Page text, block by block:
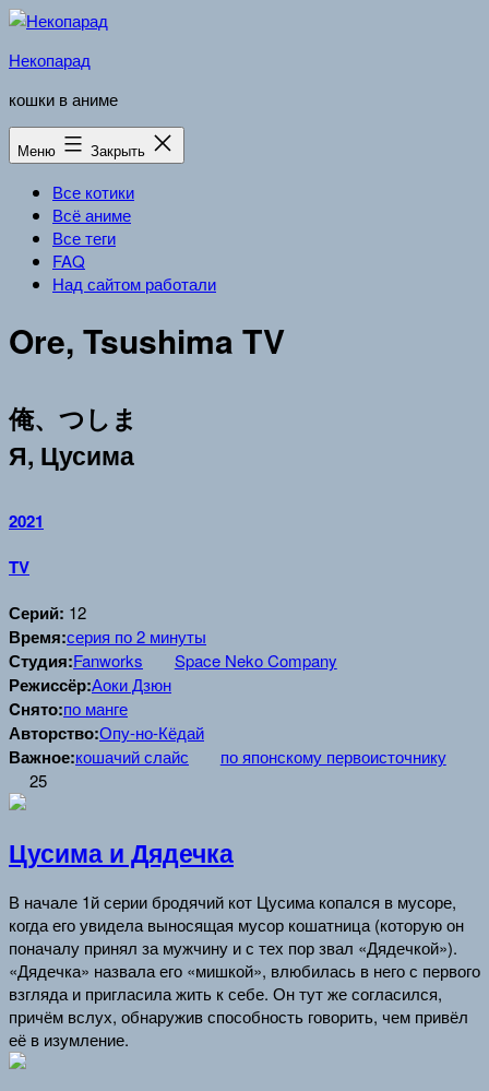
Перейти
содержимому
Некопарад
кошки в аниме
Меню Закрыть
Все котики
Всё аниме
Все теги
FAQ
Над сайтом работали
Ore, Tsushima TV
俺、つしま
Я, Цусима
2021
TV
Серий: 12
Время:серия по 2 минуты
Студия:Fanworks Space Neko Company
Режиссёр:Аоки Дзюн
Cнято:по манге
Авторство:Опу-но-Кёдай
Важное:кошачий слайс
по японскому первоисточнику
25
Цусима и Дядечка
В начале 1й серии бродячий кот Цусима копался в мусоре,
когда его увидела выносящая мусор кошатница (которую он
поначалу принял за мужчину и с тех пор звал «Дядечкой»).
«Дядечка» назвала его «мишкой», влюбилась в него с первого
взгляда и пригласила жить к себе. Он тут же согласился,
причём вслух, обнаружив способность говорить, чем привёл
её в изумление.